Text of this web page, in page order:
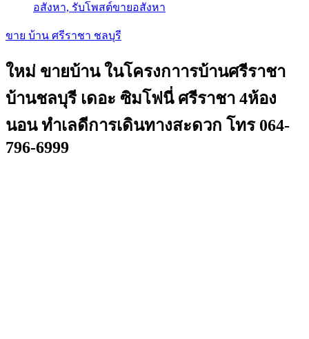
อสังหา, รับโพสต์ขายอสังหา
ขาย บ้าน ศรีราชา ชลบุรี
ใหม่ ขายบ้าน ในโครงกาารบ้านศรีราชา
บ้านชลบุรี เดอะ ซิมโฟนี่ ศรีราชา 4ห้อง
นอน ทำเลดีการเดินทางสะดวก โทร 064-
796-6999